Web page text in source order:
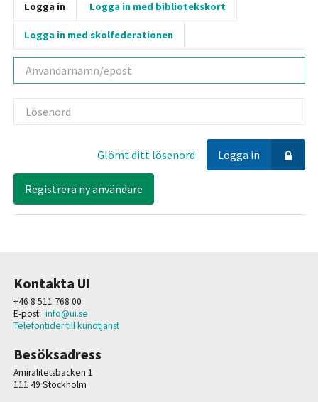
Logga in Logga in med bibliotekskort
Logga in med skolfederationen
Användarnamn
Lösenord
Logga in
Glömt ditt lösenord
Registrera ny användare
Kontakta UI
+46 8 511 768 00
E-post: info@ui.se
Telefontider till kundtjänst
Besöksadress
Amiralitetsbacken 1
111 49 Stockholm